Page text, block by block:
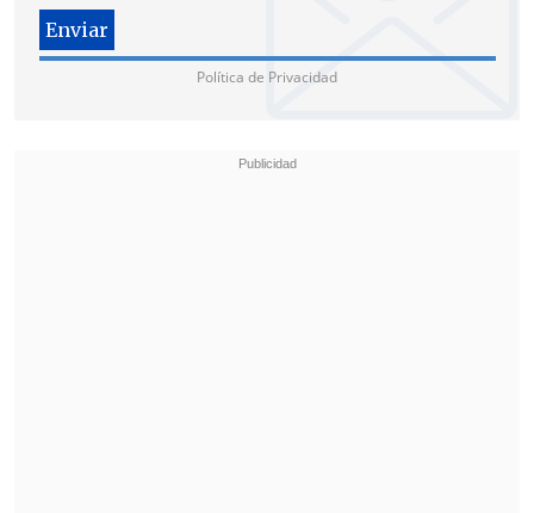
Política de Privacidad